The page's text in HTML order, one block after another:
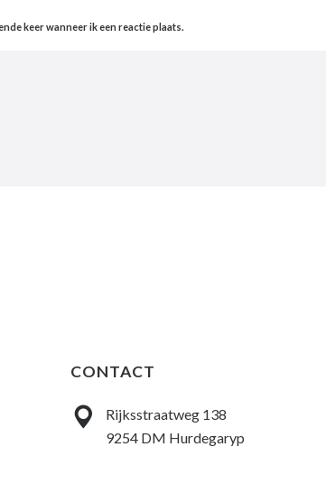
keer wanneer ik een reactie plaats.
CONTACT
Rijksstraatweg 138
9254 DM Hurdegaryp